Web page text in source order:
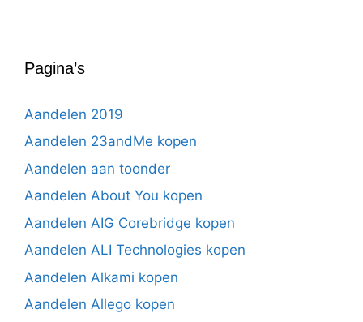
Pagina’s
Aandelen 2019
Aandelen 23andMe kopen
Aandelen aan toonder
Aandelen About You kopen
Aandelen AIG Corebridge kopen
Aandelen ALI Technologies kopen
Aandelen Alkami kopen
Aandelen Allego kopen